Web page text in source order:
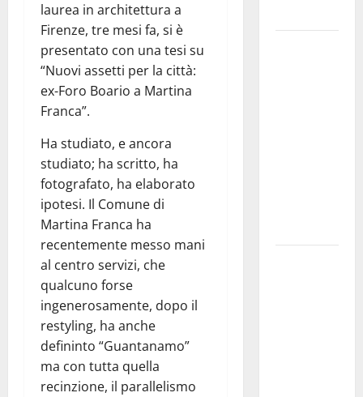
laurea in architettura a
Firenze, tre mesi fa, si è
presentato con una tesi su
“Nuovi assetti per la città:
ex-Foro Boario a Martina
Franca”.
Ha studiato, e ancora
studiato; ha scritto, ha
fotografato, ha elaborato
ipotesi. Il Comune di
Martina Franca ha
recentemente messo mani
al centro servizi, che
qualcuno forse
ingenerosamente, dopo il
restyling, ha anche
defininto “Guantanamo”
ma con tutta quella
recinzione, il parallelismo